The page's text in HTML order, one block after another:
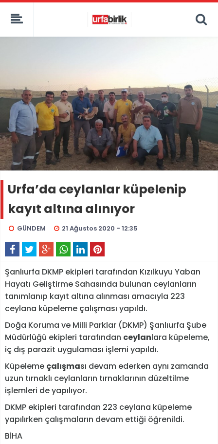
Urfa’da ceylanlar küpelenip
kayıt altına alınıyor
GÜNDEM 21 Ağustos 2020 - 12:35
Şanlıurfa DKMP ekipleri tarafından Kızılkuyu Yaban
Hayatı Geliştirme Sahasında bulunan ceylanların
tanımlanıp kayıt altına alınması amacıyla 223
ceylana küpeleme çalışması yapıldı.
Doğa Koruma ve Milli Parklar (DKMP) Şanlıurfa Şube
Müdürlüğü ekipleri tarafından ceylanlara küpeleme,
iç dış parazit uygulaması işlemi yapıldı.
Küpeleme çalışması devam ederken aynı zamanda
uzun tırnaklı ceylanların tırnaklarının düzeltilme
işlemleri de yapılıyor.
DKMP ekipleri tarafından 223 ceylana küpeleme
yapılırken çalışmaların devam ettiği öğrenildi.
BİHA